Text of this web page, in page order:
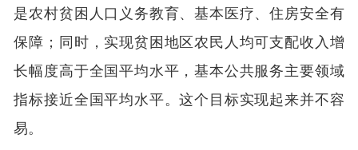
是农村贫困人口义务教育、基本医疗、住房安全有
保障；同时，实现贫困地区农民人均可支配收入增
长幅度高于全国平均水平，基本公共服务主要领域
指标接近全国平均水平。这个目标实现起来并不容
易。